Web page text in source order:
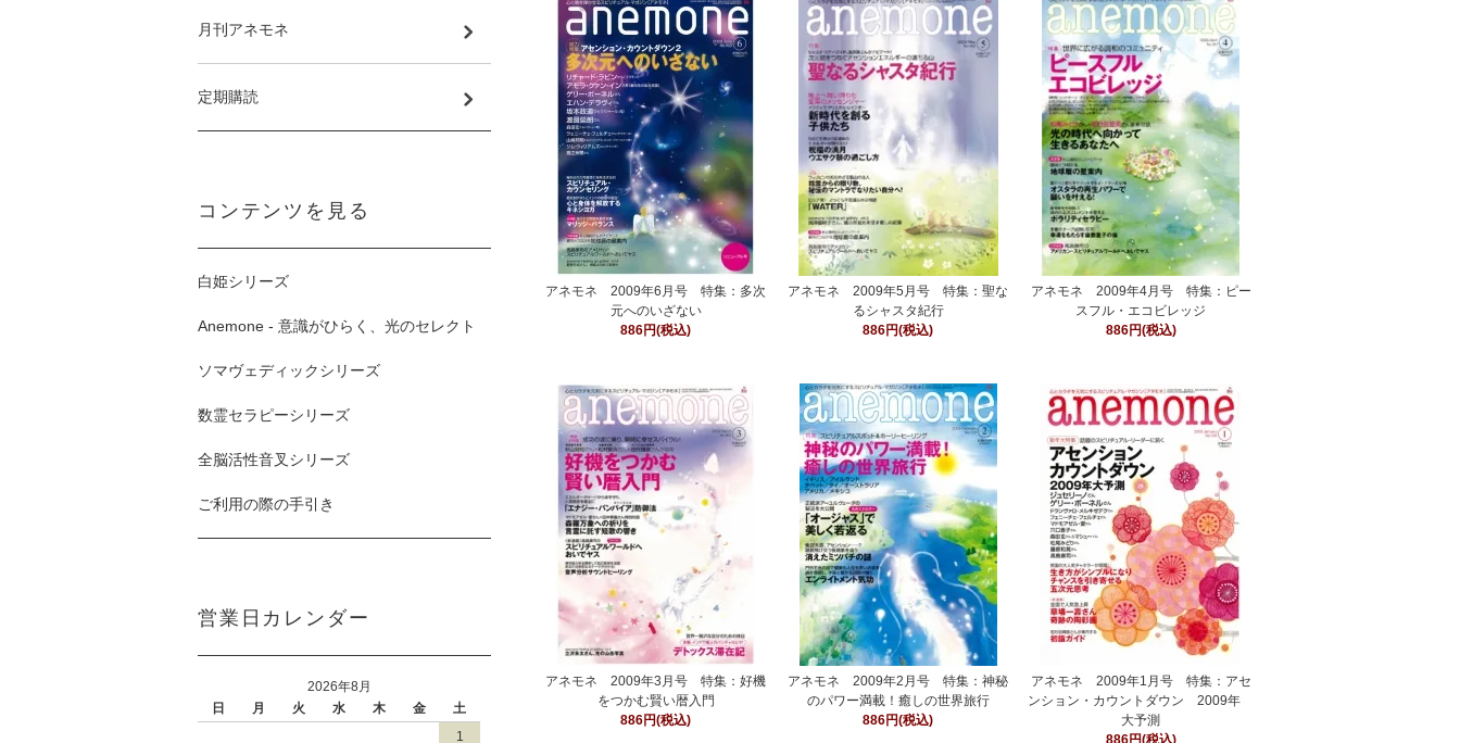
アネモネ 2009年6月号 特集：多次
元へのいざない
886円(税込)
アネモネ 2009年5月号 特集：聖な
るシャスタ紀行
886円(税込)
アネモネ 2009年4月号 特集：ピー
スフル・エコビレッジ
886円(税込)
アネモネ 2009年3月号 特集：好機
をつかむ賢い暦入門
886円(税込)
アネモネ 2009年2月号 特集：神秘
のパワー満載！癒しの世界旅行
886円(税込)
アネモネ 2009年1月号 特集：アセ
ンション・カウントダウン 2009年
大予測
886円(税込)
月刊アネモネ
定期購読
コンテンツを見る
白姫シリーズ
Anemone - 意識がひらく、光のセレクト
ソマヴェディックシリーズ
数霊セラピーシリーズ
全脳活性音叉シリーズ
ご利用の際の手引き
営業日カレンダー
2026年8月
日
月 火 水 木 金
土
1